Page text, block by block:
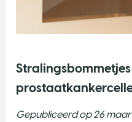
Gepubliceerd op 26